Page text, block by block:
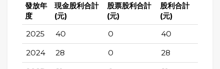
發放年
度
現金股利合計
(元)
股票股利合計
(元)
股利合計
(元)
2025 40 0 40
2024 28 0 28